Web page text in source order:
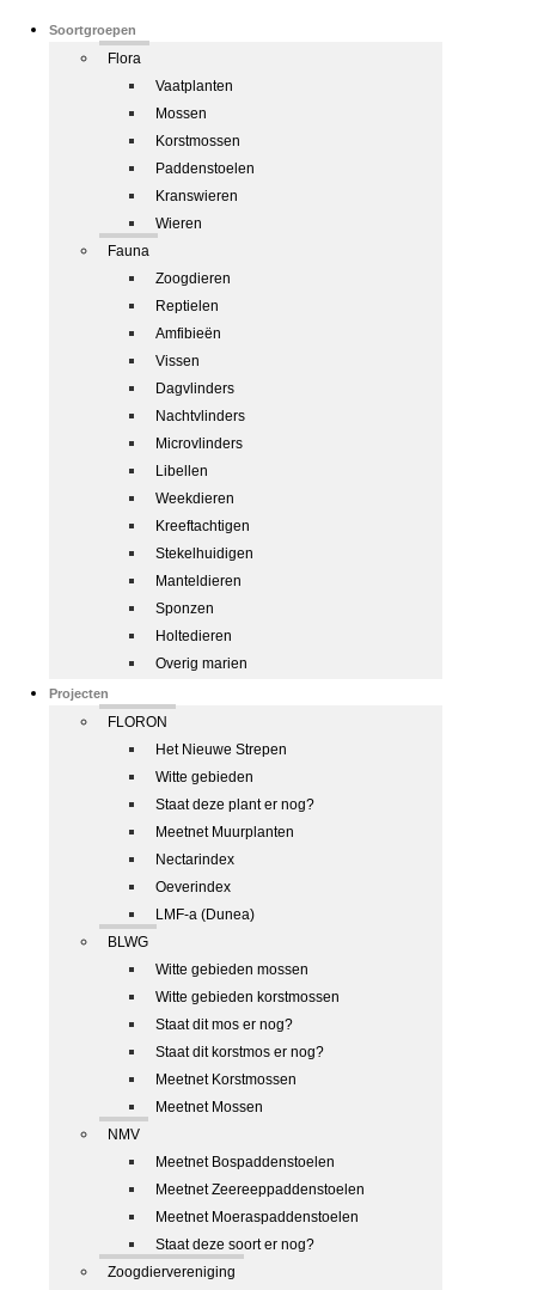
Soortgroepen
Flora
Vaatplanten
Mossen
Korstmossen
Paddenstoelen
Kranswieren
Wieren
Fauna
Zoogdieren
Reptielen
Amfibieën
Vissen
Dagvlinders
Nachtvlinders
Microvlinders
Libellen
Weekdieren
Kreeftachtigen
Stekelhuidigen
Manteldieren
Sponzen
Holtedieren
Overig marien
Projecten
FLORON
Het Nieuwe Strepen
Witte gebieden
Staat deze plant er nog?
Meetnet Muurplanten
Nectarindex
Oeverindex
LMF-a (Dunea)
BLWG
Witte gebieden mossen
Witte gebieden korstmossen
Staat dit mos er nog?
Staat dit korstmos er nog?
Meetnet Korstmossen
Meetnet Mossen
NMV
Meetnet Bospaddenstoelen
Meetnet Zeereeppaddenstoelen
Meetnet Moeraspaddenstoelen
Staat deze soort er nog?
Zoogdiervereniging